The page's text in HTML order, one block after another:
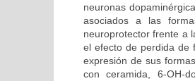
neuronas
asociados a las
neuroprotector frente a
el efecto de perdida de
expresión de sus
con ceramida, 6-OH-